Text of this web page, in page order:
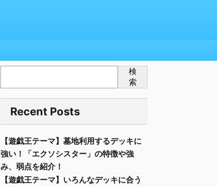
検
索
Recent Posts
【遊戯王テーマ】墓地利用するデッキに
強い！「エクソシスター」の特徴や強
み、弱点を紹介！
【遊戯王テーマ】いろんなデッキに合う